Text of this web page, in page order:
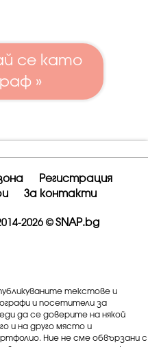
се като
»
Регистрация
За контакти
2026 © SNAP.bg
текстове и
и посетители за
да се доверите на някой
и на друго място и
Ние не сме обвързани с